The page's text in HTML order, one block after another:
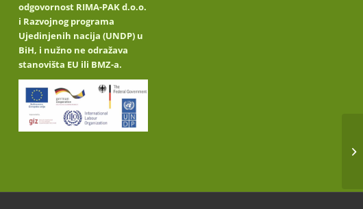
odgovornost RIMA-PAK d.o.o.
i Razvojnog programa
Ujedinjenih nacija (UNDP) u
BiH, i nužno ne odražava
stanovišta EU ili BMZ-a.